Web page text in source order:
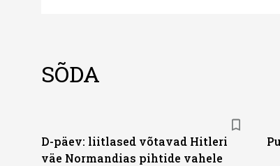
SÕDA
D-päev: liitlased võtavad Hitleri
väe Normandias pihtide vahele